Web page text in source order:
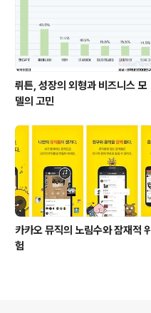
뤼튼, 성장의 외형과 비즈니스 모
델의 고민
카카오 뮤직의 노림수와 잠재적 위
험